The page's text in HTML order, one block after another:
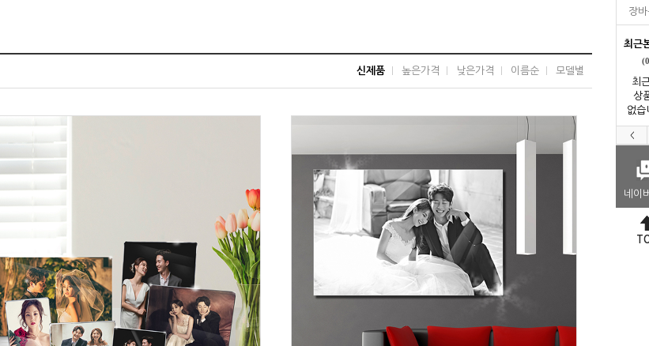
장
최근
최
상
없습
<
네이
신제품 높은가격 낮은가격 이름순 모델별